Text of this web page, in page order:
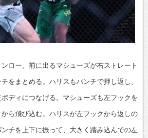
ロー、前に出るマシューズが右ストレート
をまとめる。ハリスもパンチで押し返し、
ディにつなげる。マシューズも左フックを
ら飛び込む。ハリスが左フックから返しの
チを上下に振って、大きく踏み込んでの左